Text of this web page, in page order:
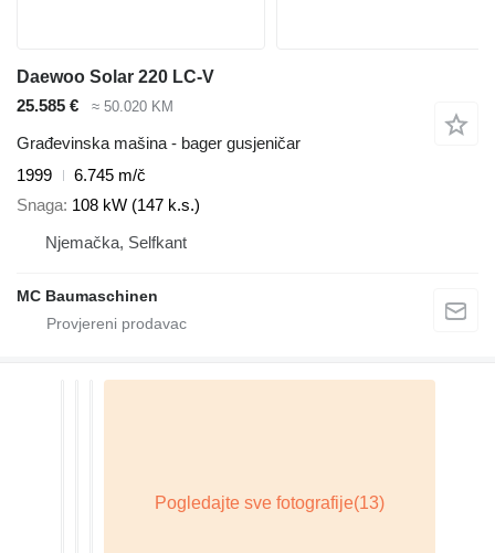
Daewoo Solar 220 LC-V
25.585 €
≈ 50.020 KM
Građevinska mašina - bager gusjeničar
1999
6.745 m/č
Snaga 108 kW (147 k.s.)
Njemačka, Selfkant
MC Baumaschinen